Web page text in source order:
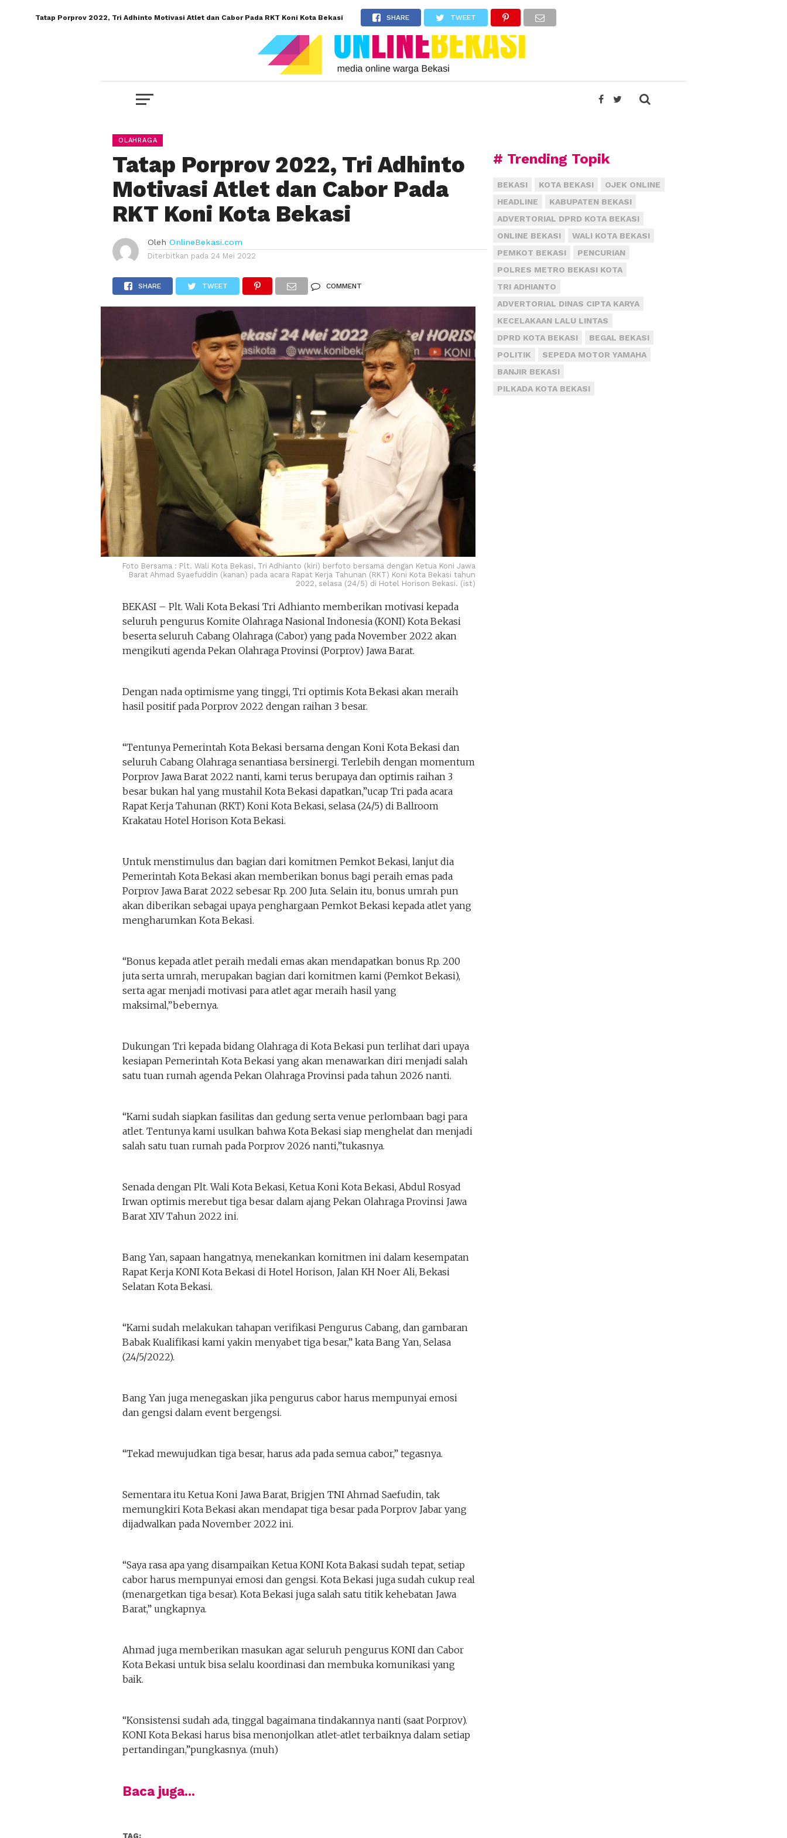
Tatap Porprov 2022, Tri Adhinto Motivasi Atlet dan Cabor Pada RKT Koni Kota Bekasi SHARE TWEET
OLAHRAGA
Tatap Porprov 2022, Tri Adhinto
Motivasi Atlet dan Cabor Pada
RKT Koni Kota Bekasi
Oleh OnlineBekasi.com
Diterbitkan pada 24 Mei 2022
SHARE TWEET COMMENT
Foto Bersama : Plt. Wali Kota Bekasi, Tri Adhianto (kiri) berfoto bersama dengan Ketua Koni Jawa
Barat Ahmad Syaefuddin (kanan) pada acara Rapat Kerja Tahunan (RKT) Koni Kota Bekasi tahun
2022, selasa (24/5) di Hotel Horison Bekasi. (ist)
BEKASI – Plt. Wali Kota Bekasi Tri Adhianto memberikan motivasi kepada
seluruh pengurus Komite Olahraga Nasional Indonesia (KONI) Kota Bekasi
beserta seluruh Cabang Olahraga (Cabor) yang pada November 2022 akan
mengikuti agenda Pekan Olahraga Provinsi (Porprov) Jawa Barat.
Dengan nada optimisme yang tinggi, Tri optimis Kota Bekasi akan meraih
hasil positif pada Porprov 2022 dengan raihan 3 besar.
“Tentunya Pemerintah Kota Bekasi bersama dengan Koni Kota Bekasi dan
seluruh Cabang Olahraga senantiasa bersinergi. Terlebih dengan momentum
Porprov Jawa Barat 2022 nanti, kami terus berupaya dan optimis raihan 3
besar bukan hal yang mustahil Kota Bekasi dapatkan,”ucap Tri pada acara
Rapat Kerja Tahunan (RKT) Koni Kota Bekasi, selasa (24/5) di Ballroom
Krakatau Hotel Horison Kota Bekasi.
Untuk menstimulus dan bagian dari komitmen Pemkot Bekasi, lanjut dia
Pemerintah Kota Bekasi akan memberikan bonus bagi peraih emas pada
Porprov Jawa Barat 2022 sebesar Rp. 200 Juta. Selain itu, bonus umrah pun
akan diberikan sebagai upaya penghargaan Pemkot Bekasi kepada atlet yang
mengharumkan Kota Bekasi.
“Bonus kepada atlet peraih medali emas akan mendapatkan bonus Rp. 200
juta serta umrah, merupakan bagian dari komitmen kami (Pemkot Bekasi),
serta agar menjadi motivasi para atlet agar meraih hasil yang
maksimal,”bebernya.
Dukungan Tri kepada bidang Olahraga di Kota Bekasi pun terlihat dari upaya
kesiapan Pemerintah Kota Bekasi yang akan menawarkan diri menjadi salah
satu tuan rumah agenda Pekan Olahraga Provinsi pada tahun 2026 nanti.
“Kami sudah siapkan fasilitas dan gedung serta venue perlombaan bagi para
atlet. Tentunya kami usulkan bahwa Kota Bekasi siap menghelat dan menjadi
salah satu tuan rumah pada Porprov 2026 nanti,”tukasnya.
Senada dengan Plt. Wali Kota Bekasi, Ketua Koni Kota Bekasi, Abdul Rosyad
Irwan optimis merebut tiga besar dalam ajang Pekan Olahraga Provinsi Jawa
Barat XIV Tahun 2022 ini.
Bang Yan, sapaan hangatnya, menekankan komitmen ini dalam kesempatan
Rapat Kerja KONI Kota Bekasi di Hotel Horison, Jalan KH Noer Ali, Bekasi
Selatan Kota Bekasi.
“Kami sudah melakukan tahapan verifikasi Pengurus Cabang, dan gambaran
Babak Kualifikasi kami yakin menyabet tiga besar,” kata Bang Yan, Selasa
(24/5/2022).
Bang Yan juga menegaskan jika pengurus cabor harus mempunyai emosi
dan gengsi dalam event bergengsi.
“Tekad mewujudkan tiga besar, harus ada pada semua cabor,” tegasnya.
Sementara itu Ketua Koni Jawa Barat, Brigjen TNI Ahmad Saefudin, tak
memungkiri Kota Bekasi akan mendapat tiga besar pada Porprov Jabar yang
dijadwalkan pada November 2022 ini.
“Saya rasa apa yang disampaikan Ketua KONI Kota Bakasi sudah tepat, setiap
cabor harus mempunyai emosi dan gengsi. Kota Bekasi juga sudah cukup real
(menargetkan tiga besar). Kota Bekasi juga salah satu titik kehebatan Jawa
Barat,” ungkapnya.
Ahmad juga memberikan masukan agar seluruh pengurus KONI dan Cabor
Kota Bekasi untuk bisa selalu koordinasi dan membuka komunikasi yang
baik.
“Konsistensi sudah ada, tinggal bagaimana tindakannya nanti (saat Porprov).
KONI Kota Bekasi harus bisa menonjolkan atlet-atlet terbaiknya dalam setiap
pertandingan,”pungkasnya. (muh)
Baca juga...
TAG:
# Trending Topik
BEKASI KOTA BEKASI
OJEK ONLINE
HEADLINE
KABUPATEN BEKASI
ADVERTORIAL DPRD KOTA BEKASI
ONLINE BEKASI
WALI KOTA BEKASI
PEMKOT BEKASI
PENCURIAN
POLRES METRO BEKASI KOTA
TRI ADHIANTO
ADVERTORIAL DINAS CIPTA KARYA
KECELAKAAN LALU LINTAS
DPRD KOTA BEKASI
BEGAL BEKASI
POLITIK
SEPEDA MOTOR YAMAHA
BANJIR BEKASI
PILKADA KOTA BEKASI